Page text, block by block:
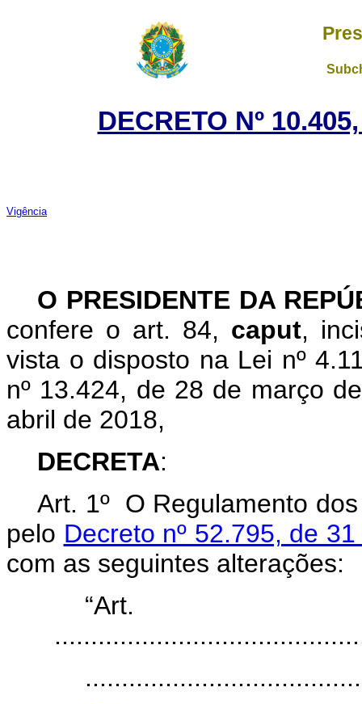
DECRETO Nº
Vigência
O PRESIDENTE DA
confere o art. 84, caput,
vista o disposto na Lei nº
nº 13.424, de 28 de março
abril de 2018,
DECRETA:
Art. 1º O Regulamento
pelo Decreto nº 52.795, de
com as seguintes